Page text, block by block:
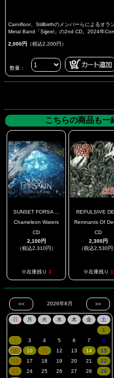
Carnifloor、Stillbirthのメンバーらによるオラ
Metal Band「Sijjeel」の2nd CD。2024年
2,000円 （税込2,200円）
数量：
こちらの商品も一
SUNSET FORSA ...
Chameleon Waters
CD
2,100円
（税込2,310円）
※在庫残り 3
REPULSIVE DE
Remnants Of
CD
2,300円
（税込2,530円
※在庫残り 1